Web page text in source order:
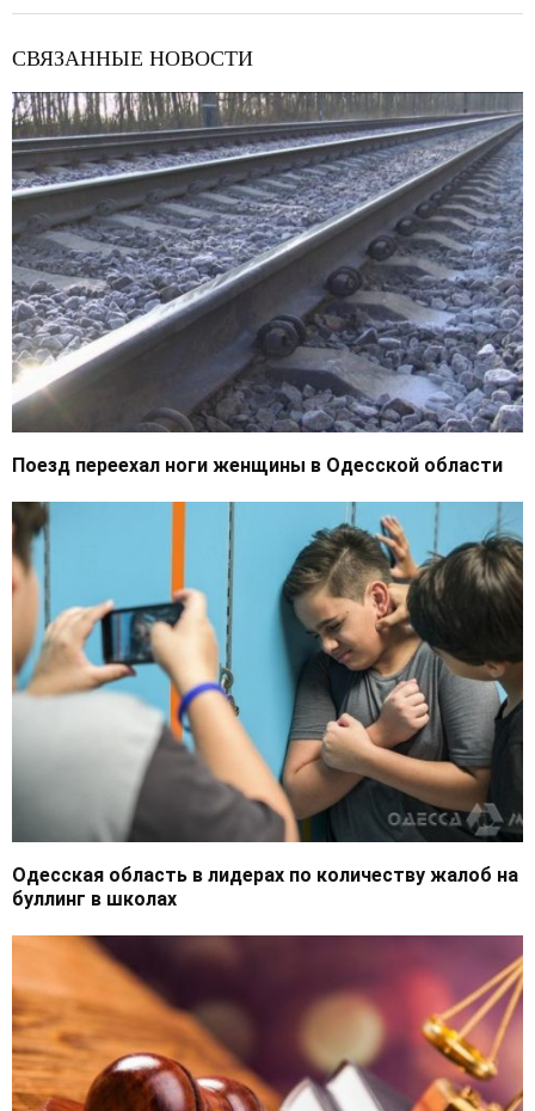
СВЯЗАННЫЕ НОВОСТИ
Поезд переехал ноги женщины в Одесской области
Одесская область в лидерах по количеству жалоб на
буллинг в школах